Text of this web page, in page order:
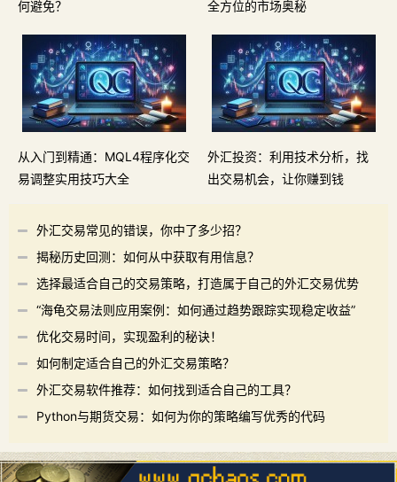
何避免？
全方位的市场奥秘
从入门到精通：MQL4程序化交
易调整实用技巧大全
外汇投资：利用技术分析，找
出交易机会，让你赚到钱
外汇交易常见的错误，你中了多少招？
揭秘历史回测：如何从中获取有用信息？
选择最适合自己的交易策略，打造属于自己的外汇交易优势
“海龟交易法则应用案例：如何通过趋势跟踪实现稳定收益”
优化交易时间，实现盈利的秘诀！
如何制定适合自己的外汇交易策略？
外汇交易软件推荐：如何找到适合自己的工具？
Python与期货交易：如何为你的策略编写优秀的代码